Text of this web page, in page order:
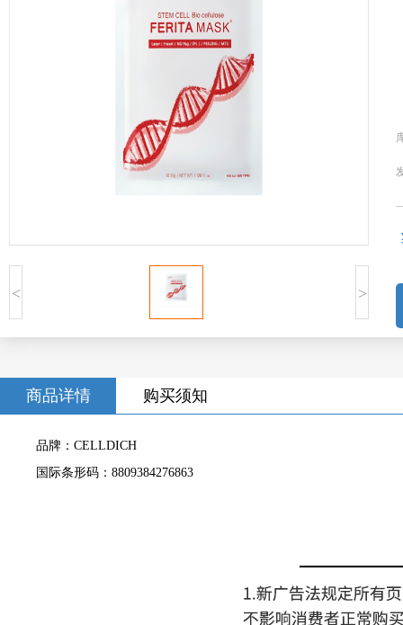
< >
商品详情 购买须知
品牌：CELLDICH
国际条形码：8809384276863